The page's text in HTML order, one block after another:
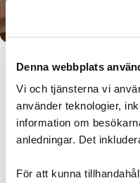
Denna webbplats
Vi och tjänsterna vi
använder teknologier,
information om
anledningar. Det
För att kunna
Mediaflow
kommun
kommun. Här berättar de